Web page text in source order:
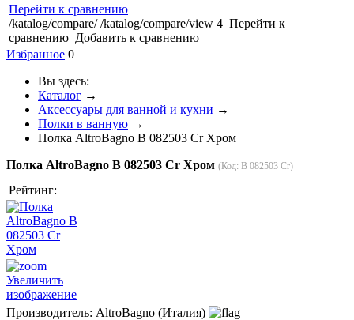
Перейти к сравнению
/katalog/compare/ /katalog/compare/view 4 Перейти к
сравнению Добавить к сравнению
Избранное 0
Вы здесь:
Каталог →
Аксессуары для ванной и кухни →
Полки в ванную →
Полка AltroBagno B 082503 Cr Хром
Полка AltroBagno B 082503 Cr Хром (Код: B 082503 Cr)
Рейтинг:
Увеличить
изображение
Производитель: AltroBagno (Италия)